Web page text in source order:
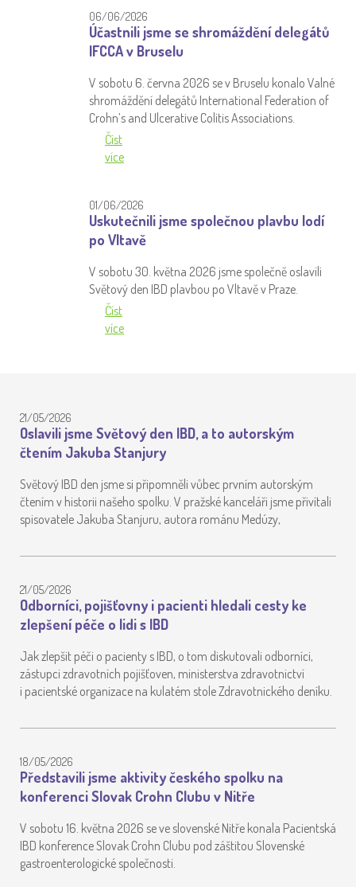
06/06/2026
Účastnili jsme se shromáždění delegátů
IFCCA v Bruselu
V sobotu 6. června 2026 se v Bruselu konalo Valné
shromáždění delegátů International Federation of
Crohn’s and Ulcerative Colitis Associations.
Číst
více
01/06/2026
Uskutečnili jsme společnou plavbu lodí
po Vltavě
V sobotu 30. května 2026 jsme společně oslavili
Světový den IBD plavbou po Vltavě v Praze.
Číst
více
21/05/2026
Oslavili jsme Světový den IBD, a to autorským
čtením Jakuba Stanjury
Světový IBD den jsme si připomněli vůbec prvním autorským
čtením v historii našeho spolku. V pražské kanceláři jsme přivítali
spisovatele Jakuba Stanjuru, autora románu Medúzy,
21/05/2026
Odborníci, pojišťovny i pacienti hledali cesty ke
zlepšení péče o lidi s IBD
Jak zlepšit péči o pacienty s IBD, o tom diskutovali odborníci,
zástupci zdravotních pojišťoven, ministerstva zdravotnictví
i pacientské organizace na kulatém stole Zdravotnického deníku.
18/05/2026
Představili jsme aktivity českého spolku na
konferenci Slovak Crohn Clubu v Nitře
V sobotu 16. května 2026 se ve slovenské Nitře konala Pacientská
IBD konference Slovak Crohn Clubu pod záštitou Slovenské
gastroenterologické společnosti.